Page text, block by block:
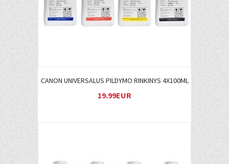
CANON UNIVERSALUS PILDYMO RINKINYS 4X100ML
19.99EUR